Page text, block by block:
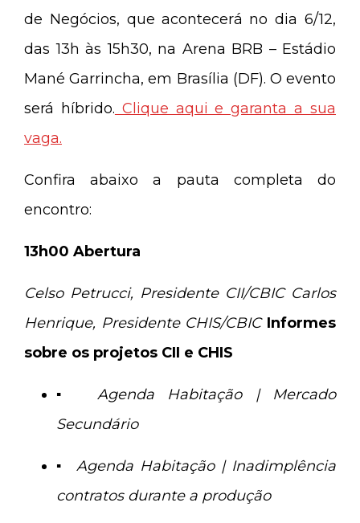
de Negócios, que acontecerá no dia 6/12,
das 13h às 15h30, na Arena BRB – Estádio
Mané Garrincha, em Brasília (DF). O evento
será híbrido. Clique aqui e garanta a sua
vaga.
Confira abaixo a pauta completa do
encontro:
13h00 Abertura
Celso Petrucci, Presidente CII/CBIC Carlos
Henrique, Presidente CHIS/CBIC Informes
sobre os projetos CII e CHIS
▪ Agenda Habitação | Mercado
Secundário
▪ Agenda Habitação | Inadimplência
contratos durante a produção